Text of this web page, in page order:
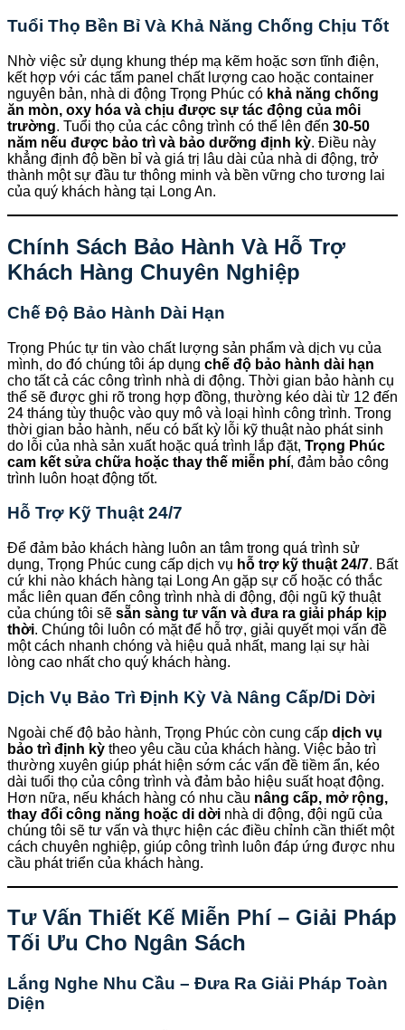
Tuổi Thọ Bền Bỉ Và Khả Năng Chống Chịu Tốt
Nhờ việc sử dụng khung thép mạ kẽm hoặc sơn tĩnh điện,
kết hợp với các tấm panel chất lượng cao hoặc container
nguyên bản, nhà di động Trọng Phúc có khả năng chống
ăn mòn, oxy hóa và chịu được sự tác động của môi
trường. Tuổi thọ của các công trình có thể lên đến 30-50
năm nếu được bảo trì và bảo dưỡng định kỳ. Điều này
khẳng định độ bền bỉ và giá trị lâu dài của nhà di động, trở
thành một sự đầu tư thông minh và bền vững cho tương lai
của quý khách hàng tại Long An.
Chính Sách Bảo Hành Và Hỗ Trợ
Khách Hàng Chuyên Nghiệp
Chế Độ Bảo Hành Dài Hạn
Trọng Phúc tự tin vào chất lượng sản phẩm và dịch vụ của
mình, do đó chúng tôi áp dụng chế độ bảo hành dài hạn
cho tất cả các công trình nhà di động. Thời gian bảo hành cụ
thể sẽ được ghi rõ trong hợp đồng, thường kéo dài từ 12 đến
24 tháng tùy thuộc vào quy mô và loại hình công trình. Trong
thời gian bảo hành, nếu có bất kỳ lỗi kỹ thuật nào phát sinh
do lỗi của nhà sản xuất hoặc quá trình lắp đặt, Trọng Phúc
cam kết sửa chữa hoặc thay thế miễn phí, đảm bảo công
trình luôn hoạt động tốt.
Hỗ Trợ Kỹ Thuật 24/7
Để đảm bảo khách hàng luôn an tâm trong quá trình sử
dụng, Trọng Phúc cung cấp dịch vụ hỗ trợ kỹ thuật 24/7. Bất
cứ khi nào khách hàng tại Long An gặp sự cố hoặc có thắc
mắc liên quan đến công trình nhà di động, đội ngũ kỹ thuật
của chúng tôi sẽ sẵn sàng tư vấn và đưa ra giải pháp kịp
thời. Chúng tôi luôn có mặt để hỗ trợ, giải quyết mọi vấn đề
một cách nhanh chóng và hiệu quả nhất, mang lại sự hài
lòng cao nhất cho quý khách hàng.
Dịch Vụ Bảo Trì Định Kỳ Và Nâng Cấp/Di Dời
Ngoài chế độ bảo hành, Trọng Phúc còn cung cấp dịch vụ
bảo trì định kỳ theo yêu cầu của khách hàng. Việc bảo trì
thường xuyên giúp phát hiện sớm các vấn đề tiềm ẩn, kéo
dài tuổi thọ của công trình và đảm bảo hiệu suất hoạt động.
Hơn nữa, nếu khách hàng có nhu cầu nâng cấp, mở rộng,
thay đổi công năng hoặc di dời nhà di động, đội ngũ của
chúng tôi sẽ tư vấn và thực hiện các điều chỉnh cần thiết một
cách chuyên nghiệp, giúp công trình luôn đáp ứng được nhu
cầu phát triển của khách hàng.
Tư Vấn Thiết Kế Miễn Phí – Giải Pháp
Tối Ưu Cho Ngân Sách
Lắng Nghe Nhu Cầu – Đưa Ra Giải Pháp Toàn
Diện